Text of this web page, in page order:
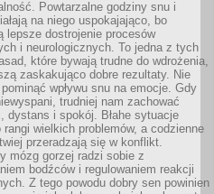
Powtarzalne godziny snu i
na niego uspokajająco, bo
lepsze dostrojenie procesów
i neurologicznych. To jedna z tych
które bywają trudne do wdrożenia,
zaskakująco dobre rezultaty. Nie
wpływu snu na emocje. Gdy
trudniej nam zachować
dystans i spokój. Błahe sytuacje
rangi wielkich problemów, a codzienne
przeradzają się w konflikt.
mózg gorzej radzi sobie z
bodźców i regulowaniem reakcji
Z tego powodu dobry sen powinien